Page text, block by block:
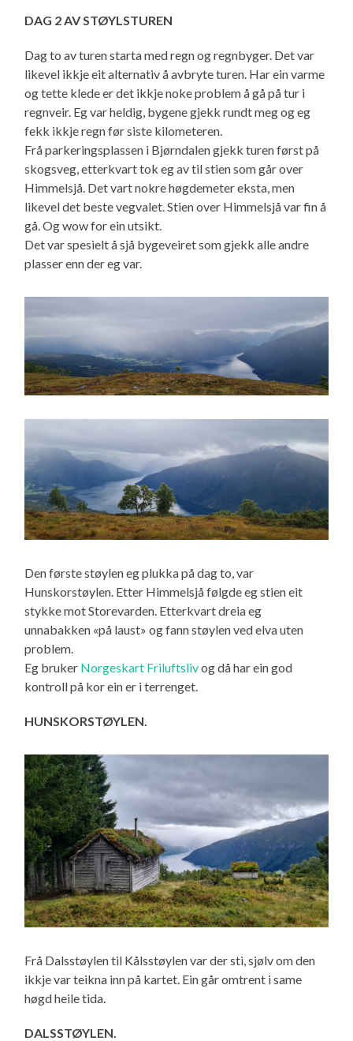
DAG 2 AV STØYLSTUREN
Dag to av turen starta med regn og regnbyger. Det var
likevel ikkje eit alternativ å avbryte turen. Har ein varme
og tette klede er det ikkje noke problem å gå på tur i
regnveir. Eg var heldig, bygene gjekk rundt meg og eg
fekk ikkje regn før siste kilometeren.
Frå parkeringsplassen i Bjørndalen gjekk turen først på
skogsveg, etterkvart tok eg av til stien som går over
Himmelsjå. Det vart nokre høgdemeter eksta, men
likevel det beste vegvalet. Stien over Himmelsjå var fin å
gå. Og wow for ein utsikt.
Det var spesielt å sjå bygeveiret som gjekk alle andre
plasser enn der eg var.
Den første støylen eg plukka på dag to, var
Hunskorstøylen. Etter Himmelsjå følgde eg stien eit
stykke mot Storevarden. Etterkvart dreia eg
unnabakken «på laust» og fann støylen ved elva uten
problem.
Eg bruker Norgeskart Friluftslivog då har ein god
kontroll på kor ein er i terrenget.
HUNSKORSTØYLEN.
Frå Dalsstøylen til Kålsstøylen var der sti, sjølv om den
ikkje var teikna inn på kartet. Ein går omtrent i same
høgd heile tida.
DALSSTØYLEN.